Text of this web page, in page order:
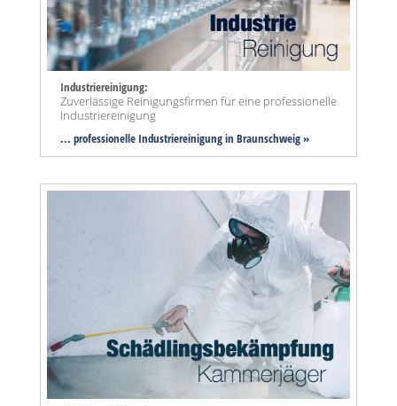
Industriereinigung:
Zuverlässige Reinigungsfirmen für eine professionelle
Industriereinigung
... professionelle Industriereinigung in Braunschweig »